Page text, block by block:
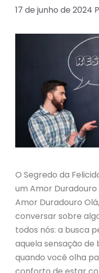
17 de junho de 2024
O Segredo da
um Amor
Amor Duradouro
conversar sobre
todos nós: a busca
aquela sensação
quando você olha